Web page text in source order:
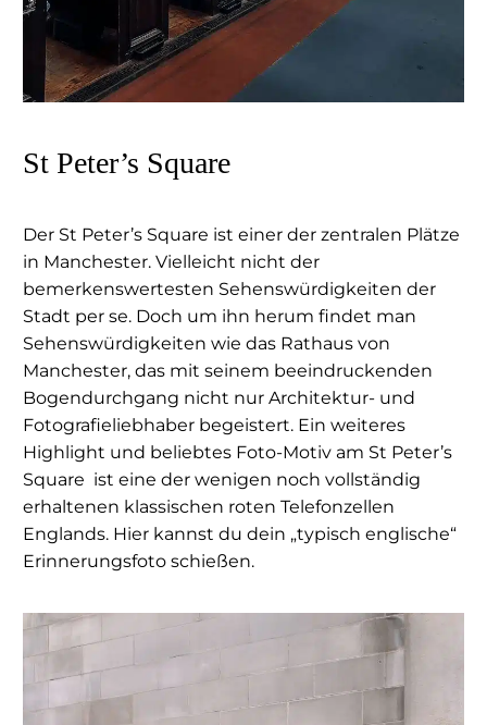
St Peter’s Square
Der St Peter’s Square ist einer der zentralen Plätze
in Manchester. Vielleicht nicht der
bemerkenswertesten Sehenswürdigkeiten der
Stadt per se. Doch um ihn herum findet man
Sehenswürdigkeiten wie das Rathaus von
Manchester, das mit seinem beeindruckenden
Bogendurchgang nicht nur Architektur- und
Fotografieliebhaber begeistert. Ein weiteres
Highlight und beliebtes Foto-Motiv am St Peter’s
Square ist eine der wenigen noch vollständig
erhaltenen klassischen roten Telefonzellen
Englands. Hier kannst du dein „typisch englische“
Erinnerungsfoto schießen.